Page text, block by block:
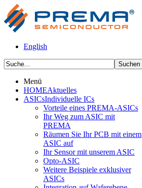
English
Menü
HOMEAktuelles
ASICsIndividuelle ICs
Vorteile eines PREMA-ASICs
Ihr Weg zum ASIC mit
PREMA
Räumen Sie Ihr PCB mit einem
ASIC auf
Ihr Sensor mit unserem ASIC
Opto-ASIC
Weitere Beispiele exklusiver
ASICs